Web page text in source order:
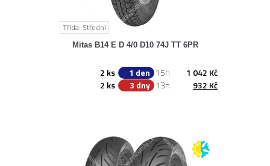
Třída: Střední
Mitas B14 E D 4/0 D10 74J TT 6PR
1 042 Kč
15h
1 den
2 ks
932 Kč
13h
3 dny
2 ks